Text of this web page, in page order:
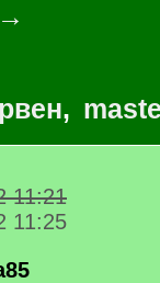
,
11:21
11:25